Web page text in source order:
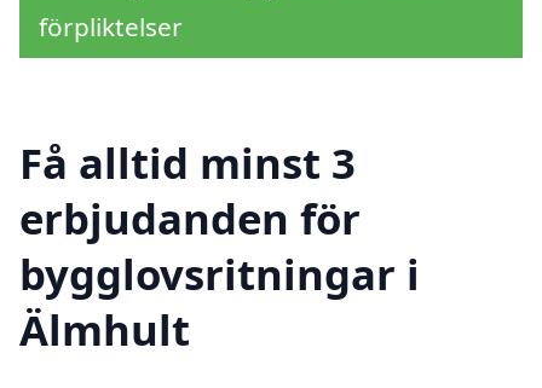
förpliktelser
Få alltid minst 3
erbjudanden för
bygglovsritningar i
Älmhult